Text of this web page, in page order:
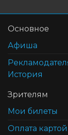
Основное
Афиша
История
Зрителям
Мои билеты
Оплата картой